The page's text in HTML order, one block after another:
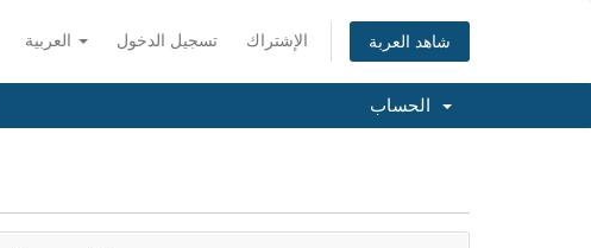
تسجيل الدخول الإشتراك شاهد العربة